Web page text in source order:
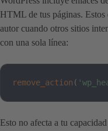
HTML de tus páginas.
autor cuando otros sitios
con una sola línea:
remove_action (
Esto no afecta a tu